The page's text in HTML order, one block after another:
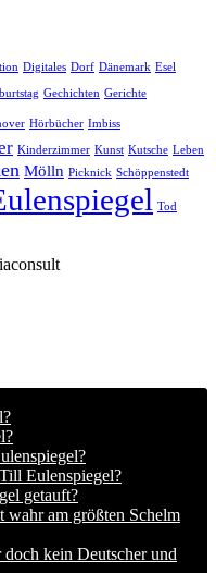
Digitales Dorf Dänemark Esel
Gechichten Gerichte
Hörbücher Imbiss
Kinderzimmer Kunst Kutsche Leben
Mölln Picknick Schöppenstedt
Tod
Eulenspiegel?
getauft?
wahr am größten Schelm
kein Deutscher und